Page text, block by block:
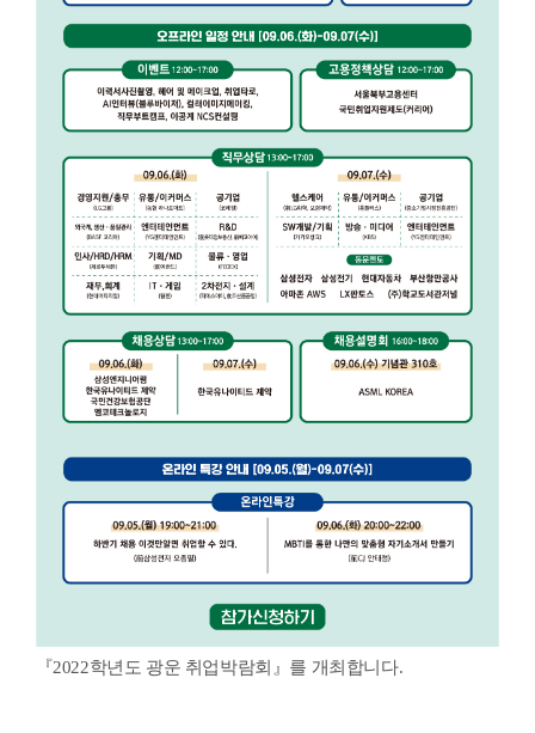
『2022학년도 광운 취업박람회 』 를 개최합니다.